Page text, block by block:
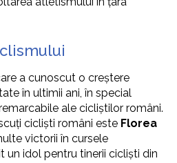
a cunoscut o creștere
în ultimii ani, în special
ale cicliștilor români.
cicliști români este Florea
victorii în cursele
un idol pentru tinerii cicliști din